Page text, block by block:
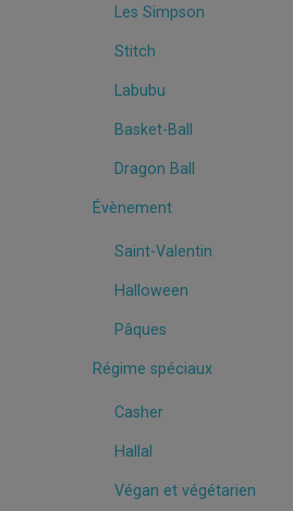
Les Simpson
Stitch
Labubu
Basket-Ball
Dragon Ball
Évènement
Saint-Valentin
Halloween
Pâques
Régime spéciaux
Casher
Hallal
Végan et végétarien